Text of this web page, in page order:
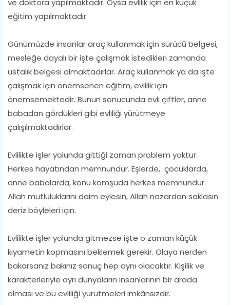
ve doktora yapılmaktadır. Oysa evlilik için en küçük
eğitim yapılmaktadır.
Günümüzde insanlar araç kullanmak için sürücü belgesi,
mesleğe dayalı bir işte çalışmak istedikleri zamanda
ustalık belgesi almaktadırlar. Araç kullanmak ya da işte
çalışmak için önemsenen eğitim, evlilik için
önemsemektedir. Bunun sonucunda evli çiftler, anne
babadan gördükleri gibi evliliği yürütmeye
çalışılmaktadırlar.
Evlilikte işler yolunda gittiği zaman problem yoktur.
Herkes hayatından memnundur. Eşlerde, çocuklarda,
anne babalarda, konu komşuda herkes memnundur.
Allah mutluluklarını daim eylesin, Allah nazardan saklasın
deriz böyleleri için.
Evlilikte işler yolunda gitmezse işte o zaman küçük
kıyametin kopmasını beklemek gerekir. Olaya nerden
bakarsanız bakınız sonuç hep aynı olacaktır. Kişilik ve
karakterleriyle ayrı dünyaların insanlarının bir arada
olması ve bu evliliği yürütmeleri imkânsızdır.